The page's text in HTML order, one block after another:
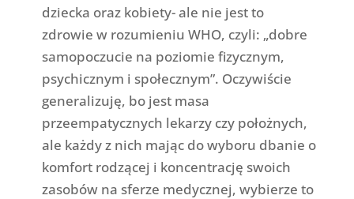
dziecka oraz kobiety- ale nie jest to
zdrowie w rozumieniu WHO, czyli: „dobre
samopoczucie na poziomie fizycznym,
psychicznym i społecznym”. Oczywiście
generalizuję, bo jest masa
przeempatycznych lekarzy czy położnych,
ale każdy z nich mając do wyboru dbanie o
komfort rodzącej i koncentrację swoich
zasobów na sferze medycznej, wybierze to